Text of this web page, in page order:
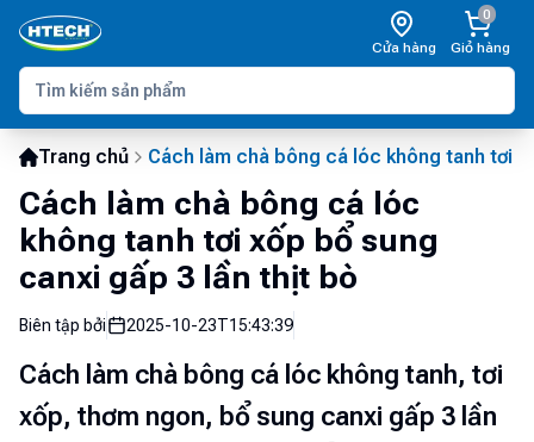
Cửa hàng
0
Giỏ hàng
Trang chủ Cách làm chà bông cá lóc không tanh tơi
Cách làm chà bông cá lóc
không tanh tơi xốp bổ sung
canxi gấp 3 lần thịt bò
Biên tập bởi 2025-10-23T15:43:39
Cách làm chà bông cá lóc không tanh, tơi
xốp, thơm ngon, bổ sung canxi gấp 3 lần